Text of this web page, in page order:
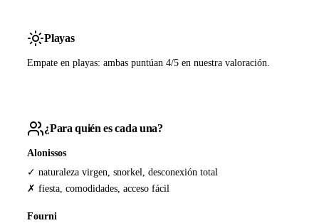
Playas
Empate en playas: ambas puntúan 4/5 en nuestra valoración.
¿Para quién es cada una?
Alonissos
✓ naturaleza virgen, snorkel, desconexión total
✗ fiesta, comodidades, acceso fácil
Fourni